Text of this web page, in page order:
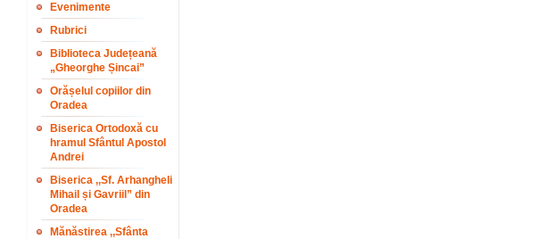
Evenimente
Rubrici
Biblioteca Județeană
„Gheorghe Șincai”
Orășelul copiilor din
Oradea
Biserica Ortodoxă cu
hramul Sfântul Apostol
Andrei
Biserica ,,Sf. Arhangheli
Mihail și Gavriil” din
Oradea
Mănăstirea ,,Sfânta